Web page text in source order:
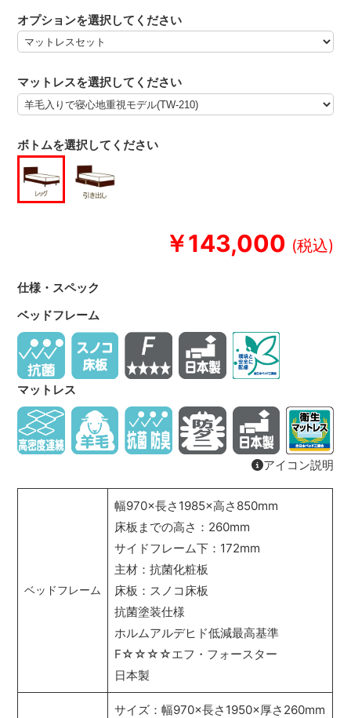
￥143,000
オプションを選択してください
マットレスを選択してください
ボトムを選択してください
仕様・スペック
ベッドフレーム
マットレス
アイコン説明
ベッドフレーム
幅970×長さ1985×高さ850mm
床板までの高さ：260mm
サイドフレーム下：172mm
主材：抗菌化粧板
床板：スノコ床板
抗菌塗装仕様
ホルムアルデヒド低減最高基準
F☆☆☆☆エフ・フォースター
日本製
サイズ：幅970×長さ1950×厚さ260mm